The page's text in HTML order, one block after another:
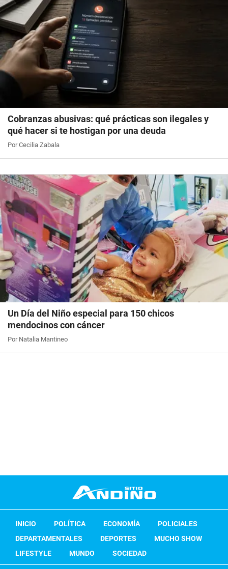
Cobranzas abusivas: qué prácticas son ilegales y
qué hacer si te hostigan por una deuda
Por Cecilia Zabala
Un Día del Niño especial para 150 chicos
mendocinos con cáncer
Por Natalia Mantineo
INICIO POLÍTICA ECONOMÍA
POLICIALES
DEPARTAMENTALES
DEPORTES
MUCHO SHOW
LIFESTYLE
MUNDO SOCIEDAD